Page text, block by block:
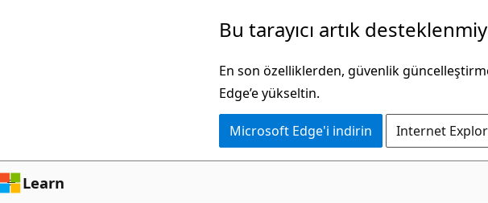
Bu tarayıcı artık
En son özelliklerden, güvenlik
Edge’e yükseltin.
Microsoft Edge'i indirin Internet
Learn